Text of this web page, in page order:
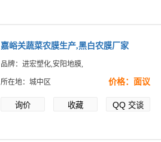
嘉峪关蔬菜农膜生产,黑白农膜厂家
品牌：进宏塑化,安阳地膜,
所在地：城中区 价格：面议
询价 收藏 QQ 交谈